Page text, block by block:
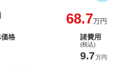
68.7万円
格
諸費用
(税込)
9.7万円